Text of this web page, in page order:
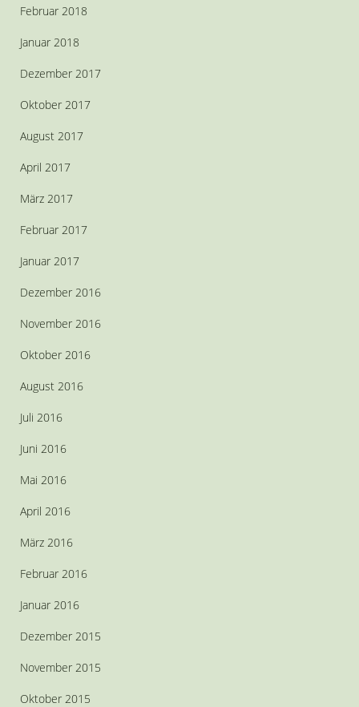
Februar 2018
Januar 2018
Dezember 2017
Oktober 2017
August 2017
April 2017
März 2017
Februar 2017
Januar 2017
Dezember 2016
November 2016
Oktober 2016
August 2016
Juli 2016
Juni 2016
Mai 2016
April 2016
März 2016
Februar 2016
Januar 2016
Dezember 2015
November 2015
Oktober 2015